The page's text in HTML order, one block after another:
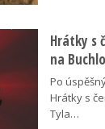
Hrátky s
na
Po
Hrátky s
Tyla…